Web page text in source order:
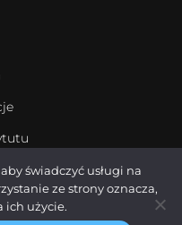
świadczyć usługi na
ze strony oznacza,
ich użycie.